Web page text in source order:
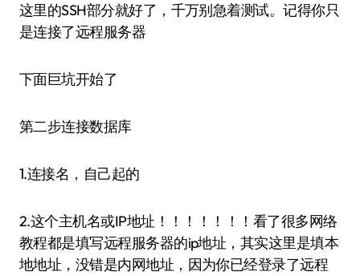
这里的SSH部分就好了，千万别急着测试。记得你只
是连接了远程服务器
下面巨坑开始了
第二步连接数据库
1.连接名，自己起的
2.这个主机名或IP地址！！！！！！！看了很多网络
教程都是填写远程服务器的ip地址，其实这里是填本
地地址，没错是内网地址，因为你已经登录了远程